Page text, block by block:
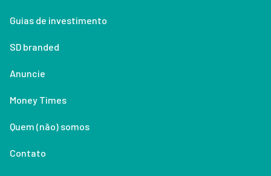
Guias de investimento
SD branded
Anuncie
Money Times
Quem (não) somos
Contato